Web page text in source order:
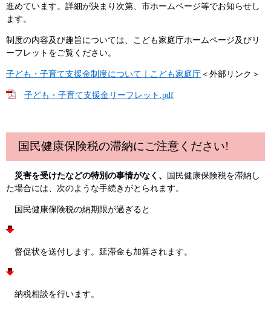
進めています。詳細が決まり次第、市ホームページ等でお知らせし
ます。
制度の内容及び趣旨については、こども家庭庁ホームページ及びリ
ーフレットをご覧ください。
子ども・子育て支援金制度について｜こども家庭庁 ＜外部リンク＞
子ども・子育て支援金リーフレット.pdf
国民健康保険税の滞納にご注意ください!
災害を受けたなどの特別の事情がなく、 国民健康保険税を滞納し
た場合には、次のような手続きがとられます。
国民健康保険税の納期限が過ぎると
督促状を送付します。延滞金も加算されます。
納税相談を行います。